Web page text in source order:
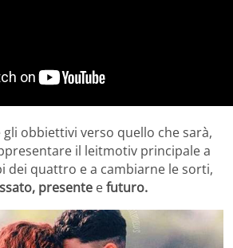
gli obbiettivi verso quello che sarà,
il leitmotiv principale a
dei quattro e a cambiarne le sorti,
presente efuturo.